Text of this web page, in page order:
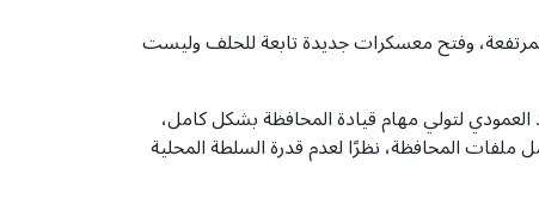
وفتح معسكرات جديدة تابعة للحلف وليست
لتولي مهام قيادة المحافظة بشكل كامل،
المحافظة، نظرًا لعدم قدرة السلطة المحلية